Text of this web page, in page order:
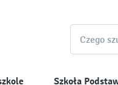
Szkoła